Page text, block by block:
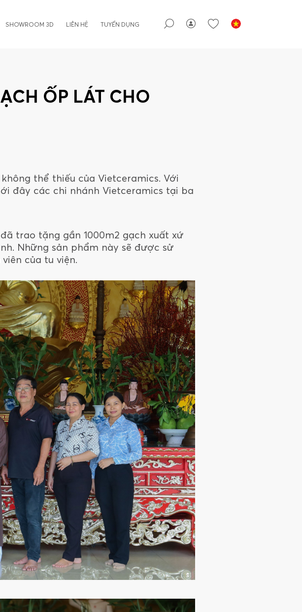
SHOWROOM 3D LIÊN HỆ TUYỂN DỤNG
ỐP LÁT CHO
thể thiếu của Vietceramics. Với
đây các chi nhánh Vietceramics tại ba
trao tặng gần 1000m2 gạch xuất xứ
Những sản phẩm này sẽ được sử
của tu viện.